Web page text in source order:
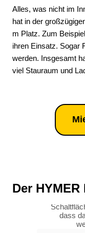
Alles, was nicht im
hat in der
m Platz. Zum
ihren Einsatz. Sogar
werden. Insgesamt
viel Stauraum und
Der
von
dass